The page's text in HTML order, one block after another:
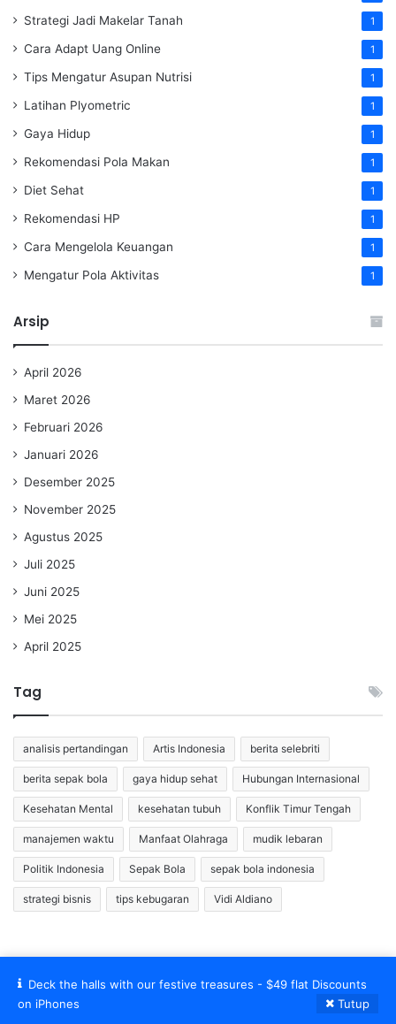
Deck the halls with our festive treasures - $49 flat Discounts
on iPhones
Tutup
Strategi Jadi Makelar Tanah 1
Cara Adapt Uang Online 1
Tips Mengatur Asupan Nutrisi 1
Latihan Plyometric 1
Gaya Hidup 1
Rekomendasi Pola Makan 1
Diet Sehat 1
Rekomendasi HP 1
Cara Mengelola Keuangan 1
Mengatur Pola Aktivitas 1
Arsip
April 2026
Maret 2026
Februari 2026
Januari 2026
Desember 2025
November 2025
Agustus 2025
Juli 2025
Juni 2025
Mei 2025
April 2025
Tag
analisis pertandingan Artis Indonesia berita selebriti
berita sepak bola gaya hidup sehat Hubungan Internasional
Kesehatan Mental kesehatan tubuh Konflik Timur Tengah
manajemen waktu Manfaat Olahraga mudik lebaran
Politik Indonesia Sepak Bola sepak bola indonesia
strategi bisnis tips kebugaran Vidi Aldiano